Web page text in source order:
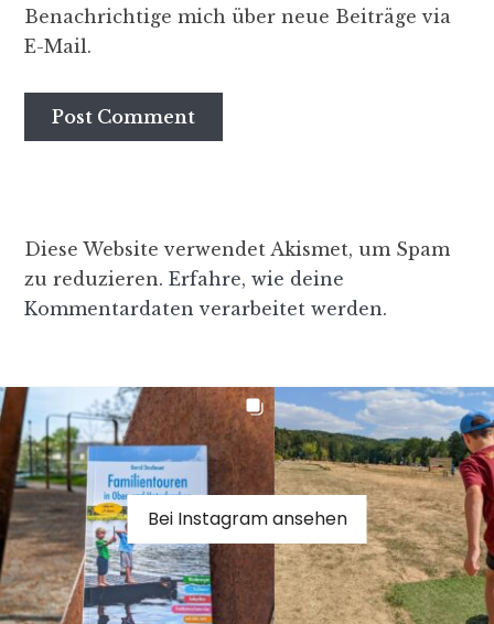
Benachrichtige mich über neue Beiträge via
E-Mail.
Diese Website verwendet Akismet, um Spam
zu reduzieren. Erfahre, wie deine
Kommentardaten verarbeitet werden.
Bei Instagram ansehen